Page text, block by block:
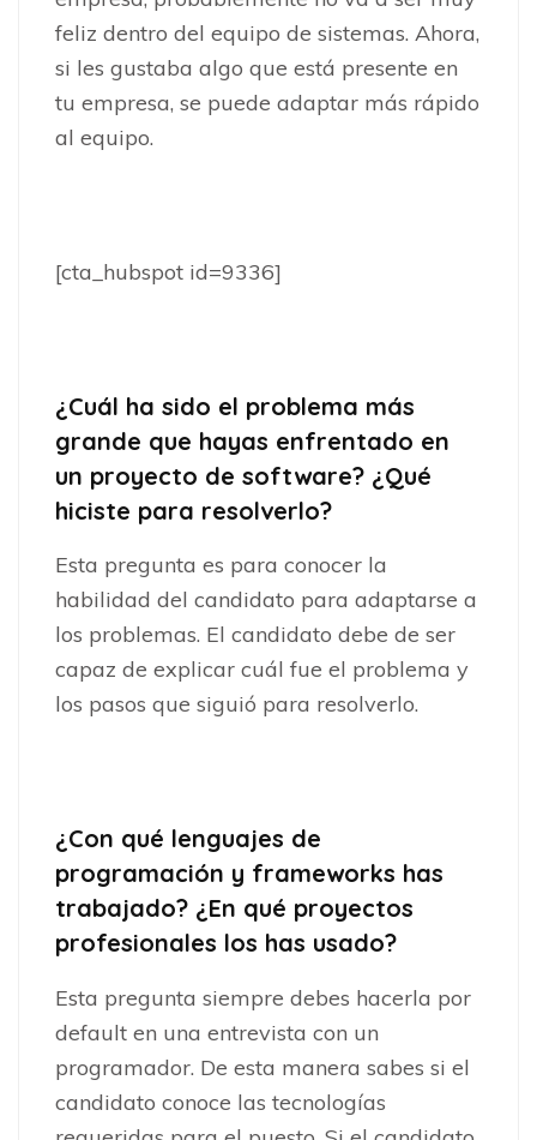
feliz dentro del equipo de sistemas. Ahora,
si les gustaba algo que está presente en
tu empresa, se puede adaptar más rápido
al equipo.
[cta_hubspot id=9336]
¿Cuál ha sido el problema más
grande que hayas enfrentado en
un proyecto de software? ¿Qué
hiciste para resolverlo?
Esta pregunta es para conocer la
habilidad del candidato para adaptarse a
los problemas. El candidato debe de ser
capaz de explicar cuál fue el problema y
los pasos que siguió para resolverlo.
¿Con qué lenguajes de
programación y frameworks has
trabajado? ¿En qué proyectos
profesionales los has usado?
Esta pregunta siempre debes hacerla por
default en una entrevista con un
programador. De esta manera sabes si el
candidato conoce las tecnologías